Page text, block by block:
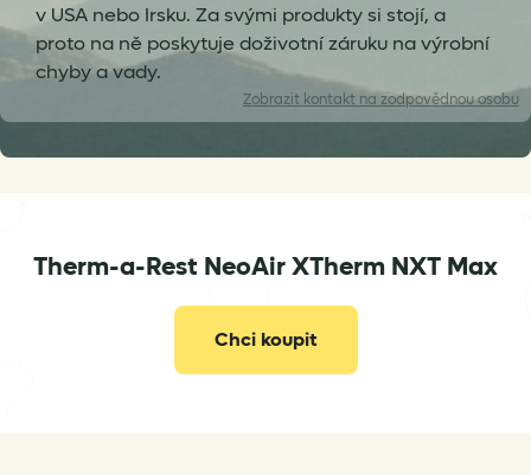
v USA nebo Irsku. Za svými produkty si stojí, a
proto na ně poskytuje doživotní záruku na výrobní
chyby a vady.
Zobrazit kontakt na zodpovědnou osobu
info@vertone.cz
Therm-a-Rest NeoAir XTherm NXT Max
Chci koupit